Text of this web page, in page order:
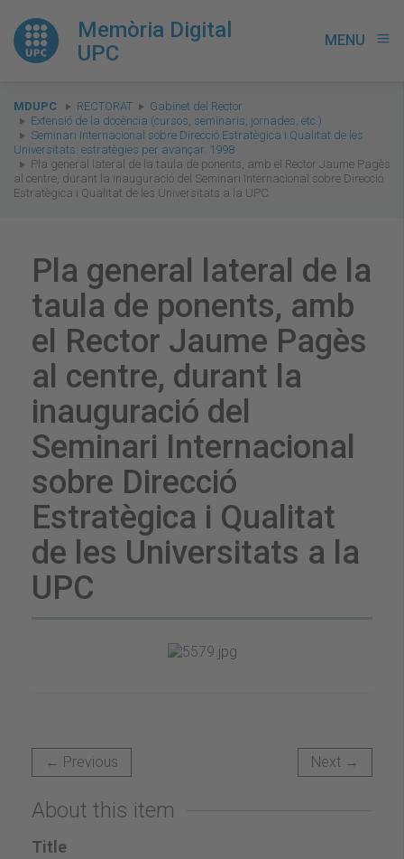
Memòria Digital
UPC
MENU menu
You
are
here:
MDUPC RECTORAT
Gabinet del Rector
Extensió de la docència (cursos, seminaris, jornades, etc.)
Seminari Internacional sobre Direcció Estratègica i Qualitat de les
Universitats: estratègies per avançar. 1998
Pla general lateral de la taula de ponents, amb el Rector Jaume Pagès
al centre, durant la inauguració del Seminari Internacional sobre Direcció
Estratègica i Qualitat de les Universitats a la UPC
Pla general lateral de la
taula de ponents, amb
el Rector Jaume Pagès
al centre, durant la
inauguració del
Seminari Internacional
sobre Direcció
Estratègica i Qualitat
de les Universitats a la
UPC
← Previous Next →
About this item
Title